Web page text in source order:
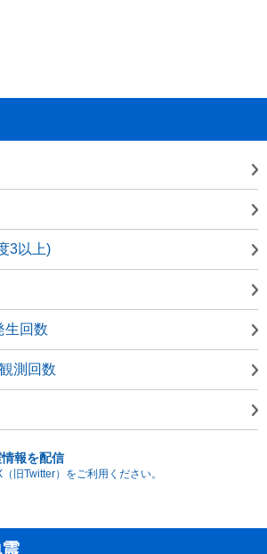
3以上)
生回数
測回数
報を配信
旧Twitter）をご利用ください。